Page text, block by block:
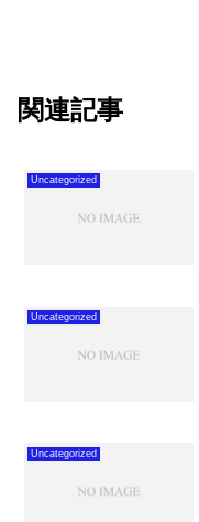
関連記事
Uncategorized
Uncategorized
Uncategorized